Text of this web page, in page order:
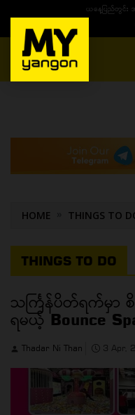
ယနေ့ပြည်တွင်း ၁၅ ပဲရ
MENU
HOME THINGS TO
THINGS TO DO
သင်္ကြန်ပိတ်ရက်မှာ
ရမယ့် Bounce
Thadar Ni Than 3 Apr,